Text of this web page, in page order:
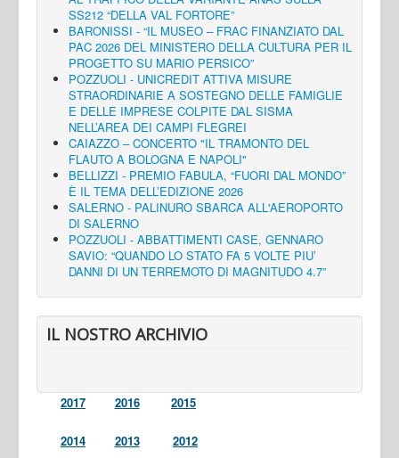
SS212 “DELLA VAL FORTORE”
BARONISSI - “IL MUSEO – FRAC FINANZIATO DAL
PAC 2026 DEL MINISTERO DELLA CULTURA PER IL
PROGETTO SU MARIO PERSICO”
POZZUOLI - UNICREDIT ATTIVA MISURE
STRAORDINARIE A SOSTEGNO DELLE FAMIGLIE
E DELLE IMPRESE COLPITE DAL SISMA
NELL’AREA DEI CAMPI FLEGREI
CAIAZZO – CONCERTO "IL TRAMONTO DEL
FLAUTO A BOLOGNA E NAPOLI"
BELLIZZI - PREMIO FABULA, “FUORI DAL MONDO”
È IL TEMA DELL’EDIZIONE 2026
SALERNO - PALINURO SBARCA ALL'AEROPORTO
DI SALERNO
POZZUOLI - ABBATTIMENTI CASE, GENNARO
SAVIO: “QUANDO LO STATO FA 5 VOLTE PIU’
DANNI DI UN TERREMOTO DI MAGNITUDO 4.7”
IL NOSTRO ARCHIVIO
2017 2016 2015
2014 2013 2012